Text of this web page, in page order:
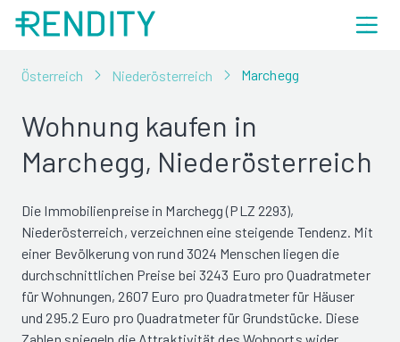
Österreich Niederösterreich Marchegg
Wohnung kaufen in
Marchegg, Niederösterreich
Die Immobilienpreise in Marchegg (PLZ 2293),
Niederösterreich, verzeichnen eine steigende Tendenz. Mit
einer Bevölkerung von rund 3024 Menschen liegen die
durchschnittlichen Preise bei 3243 Euro pro Quadratmeter
für Wohnungen, 2607 Euro pro Quadratmeter für Häuser
und 295.2 Euro pro Quadratmeter für Grundstücke. Diese